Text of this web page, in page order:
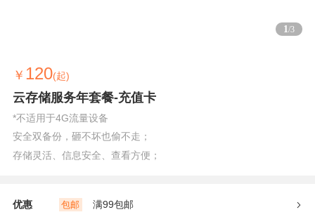
1/3
￥ 120(起)
云存储服务年套餐-充值卡
*不适用于4G流量设备
安全双备份，砸不坏也偷不走；
存储灵活、信息安全、查看方便；
优惠 包邮 满99包邮